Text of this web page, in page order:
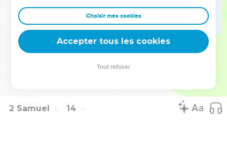
serviteurs versèrent d'abondantes larmes.
Absalom s'était enfui, et il alla chez Talmaï, fils d'Ammihur,
roi de Gueschur. Et David pleurait tous les jours son fils.
Absalom resta trois ans à Gueschur, où il était allé, après
2 Samuel 14
Choisir mes cookies
Accepter tous les cookies
Tout refuser